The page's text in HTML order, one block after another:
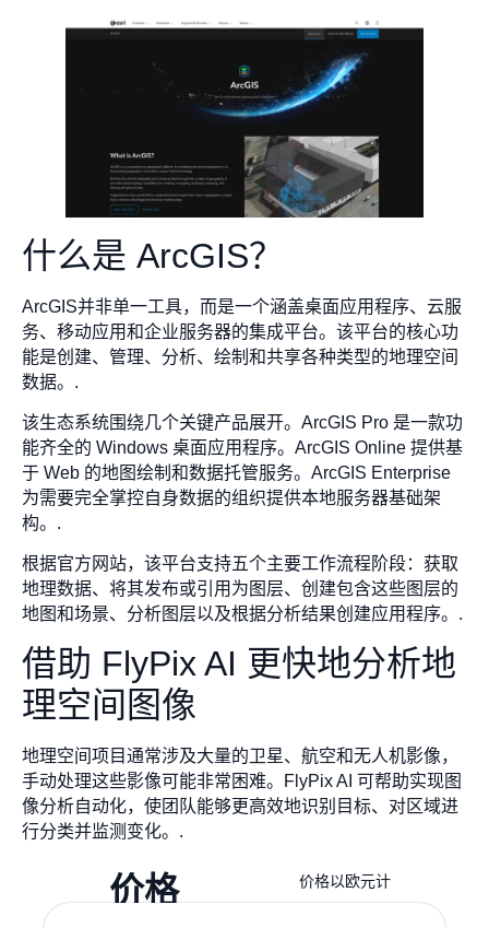
什么是 ArcGIS？
ArcGIS并非单一工具，而是一个涵盖桌面应用程序、云服
务、移动应用和企业服务器的集成平台。该平台的核心功
能是创建、管理、分析、绘制和共享各种类型的地理空间
数据。.
该生态系统围绕几个关键产品展开。ArcGIS Pro 是一款功
能齐全的 Windows 桌面应用程序。ArcGIS Online 提供基
于 Web 的地图绘制和数据托管服务。ArcGIS Enterprise
为需要完全掌控自身数据的组织提供本地服务器基础架
构。.
根据官方网站，该平台支持五个主要工作流程阶段：获取
地理数据、将其发布或引用为图层、创建包含这些图层的
地图和场景、分析图层以及根据分析结果创建应用程序。.
借助 FlyPix AI 更快地分析地
理空间图像
地理空间项目通常涉及大量的卫星、航空和无人机影像，
手动处理这些影像可能非常困难。FlyPix AI 可帮助实现图
像分析自动化，使团队能够更高效地识别目标、对区域进
行分类并监测变化。.
价格 价格以欧元计